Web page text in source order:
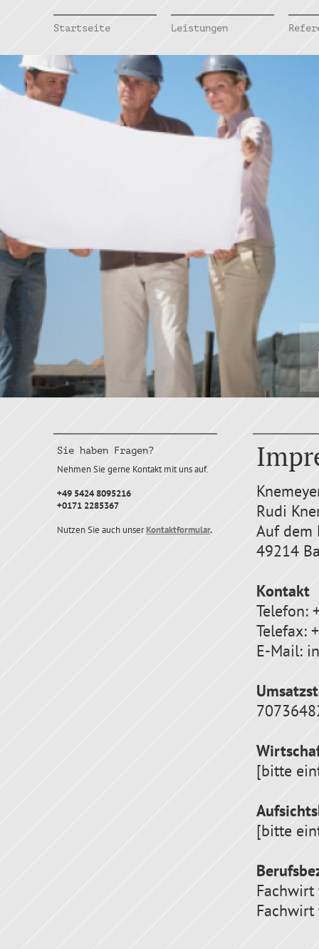
Startseite Leistungen
Sie haben Fragen?
Nehmen Sie gerne Kontakt mit uns auf.
+49 5424 8095216
+0171 2285367
Nutzen Sie auch unserKontaktformular.
Rudi
Auf dem
49214
Kontakt
Telefon:
Telefax:
E-Mail:
[bitte
[bitte
Fachwirt
Fachwirt